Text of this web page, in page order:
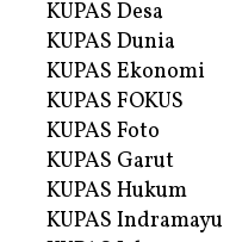
KUPAS Desa
KUPAS Dunia
KUPAS Ekonomi
KUPAS FOKUS
KUPAS Foto
KUPAS Garut
KUPAS Hukum
KUPAS Indramayu